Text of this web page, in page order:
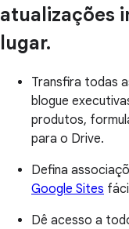
atualizações
lugar.
Transfira todas
blogue
produtos,
para o Drive.
Defina
Google Sites
Dê acesso a